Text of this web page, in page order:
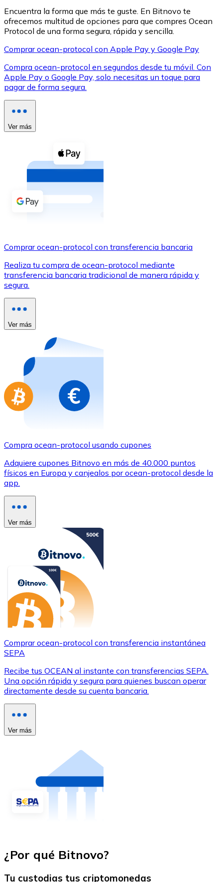
XRP
XRP
Efectivo
Comprar con efectivo
Transferencia SEPA
Añade fondos a tu cuenta Bitnovo o realiza compras
Utiliza tarjetas Visa y Mastercard para comprar
Comprar con tarjeta
Tienda - Tarjetas regalo
Nuevo
Compra tarjetas regalo de tus marcas favoritas con
Ir a la tienda de tarjetas regalo
Encuentra la forma que más te guste. En Bitnovo te
ofrecemos multitud de opciones para que compres Ocean
Protocol de una forma segura, rápida y sencilla.
Comprar ocean-protocol con Apple Pay y Google Pay
Compra ocean-protocol en segundos desde tu móvil. Con
Apple Pay o Google Pay, solo necesitas un toque para
pagar de forma segura.
Ver más
Comprar ocean-protocol con transferencia bancaria
Realiza tu compra de ocean-protocol mediante
transferencia bancaria tradicional de manera rápida y
segura.
Ver más
Compra ocean-protocol usando cupones
Adquiere cupones Bitnovo en más de 40.000 puntos
físicos en Europa y canjealos por ocean-protocol desde la
app.
Ver más
Comprar ocean-protocol con transferencia instantánea
SEPA
Recibe tus OCEAN al instante con transferencias SEPA.
Una opción rápida y segura para quienes buscan operar
directamente desde su cuenta bancaria.
Ver más
¿Por qué Bitnovo?
Tu custodias tus criptomonedas